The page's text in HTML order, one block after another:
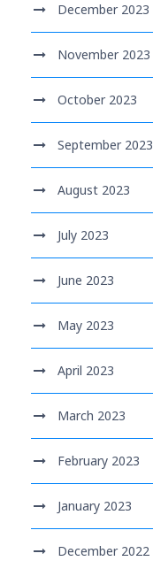
December 2023
November 2023
October 2023
September 2023
August 2023
July 2023
June 2023
May 2023
April 2023
March 2023
February 2023
January 2023
December 2022